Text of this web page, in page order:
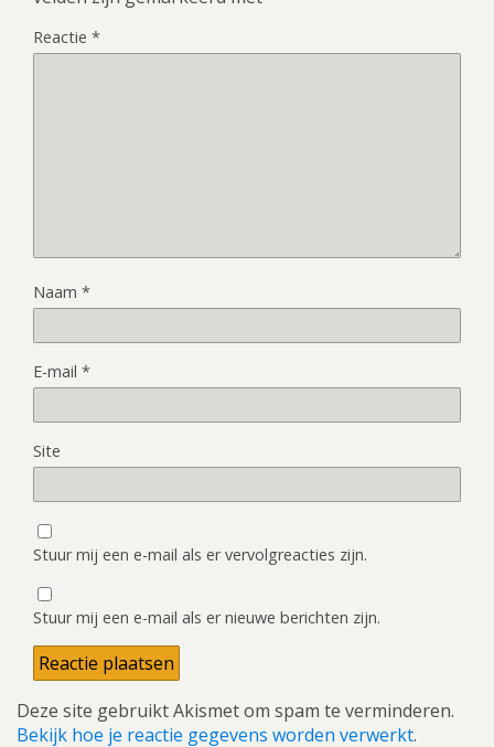
Reactie *
Naam *
E-mail *
Site
Stuur mij een e-mail als er vervolgreacties zijn.
Stuur mij een e-mail als er nieuwe berichten zijn.
Deze site gebruikt Akismet om spam te verminderen.
Bekijk hoe je reactie gegevens worden verwerkt.